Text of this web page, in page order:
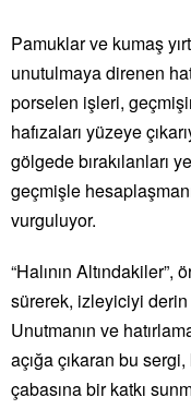
Pamuklar ve kumaş
unutulmaya direnen
porselen işleri,
hafızaları yüzeye
gölgede bırakılanları
geçmişle
vurguluyor.
“Halının Altındakiler”,
sürerek, izleyiciyi derin
Unutmanın ve
açığa çıkaran bu
çabasına bir katkı